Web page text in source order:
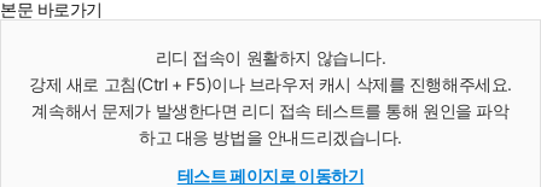
본문 바로가기
리디 접속이 원활하지 않습니다.
강제 새로 고침(Ctrl + F5)이나 브라우저 캐시 삭제를 진행해주세요.
계속해서 문제가 발생한다면 리디 접속 테스트를 통해 원인을 파악
하고 대응 방법을 안내드리겠습니다.
테스트 페이지로 이동하기